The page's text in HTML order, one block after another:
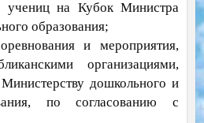
учениц на Кубок Министра
образования;
и мероприятия,
организациями,
дошкольного и
по согласованию с